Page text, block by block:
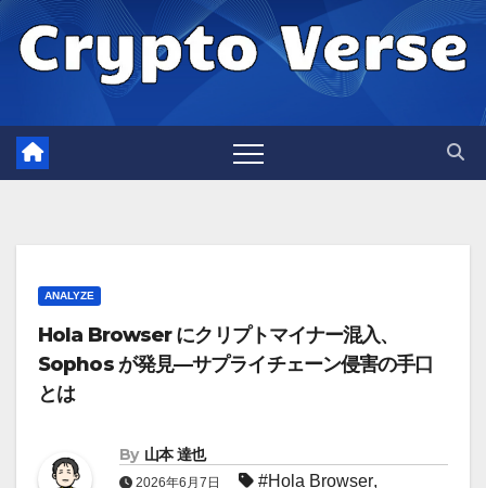
Skip
ANALYZE
Hola Browser にクリプトマイナー混入、
Sophos が発見—サプライチェーン侵害の手口
とは
By 山本 達也
2026年6月7日 #Hola Browser,